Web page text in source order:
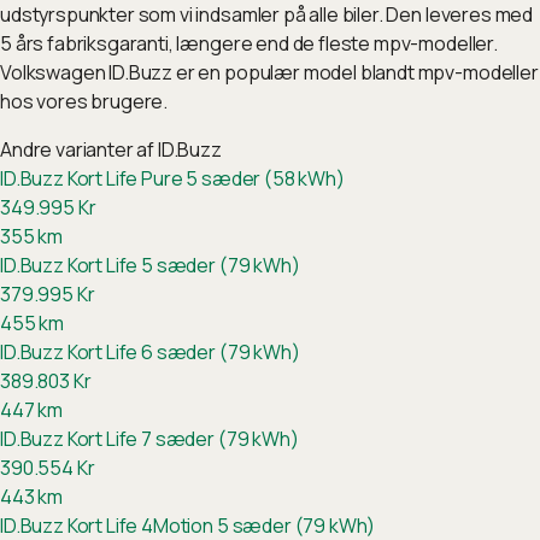
udstyrspunkter som vi indsamler på alle biler. Den leveres med
5 års fabriksgaranti, længere end de fleste mpv-modeller.
Volkswagen ID.Buzz er en populær model blandt mpv-modeller
hos vores brugere.
Andre varianter afID.Buzz
ID.Buzz Kort Life Pure 5 sæder (58 kWh)
349.995Kr
355km
ID.Buzz Kort Life 5 sæder (79 kWh)
379.995Kr
455km
ID.Buzz Kort Life 6 sæder (79 kWh)
389.803Kr
447km
ID.Buzz Kort Life 7 sæder (79 kWh)
390.554Kr
443km
ID.Buzz Kort Life 4Motion 5 sæder (79 kWh)